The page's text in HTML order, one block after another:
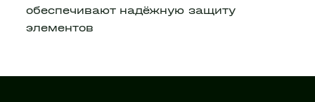
обеспечивают надёжную защиту
элементов